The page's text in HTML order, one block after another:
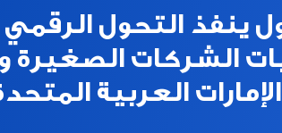
ينفذ التحول
الشركات الصغيرة
العربية